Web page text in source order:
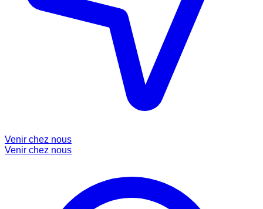
Venir chez nous
Venir chez nous